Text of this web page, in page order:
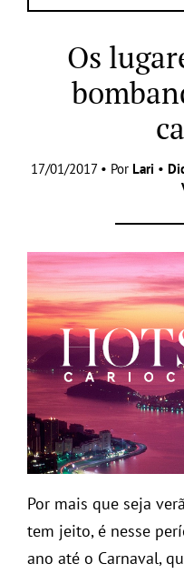
Os
17/01/2017 • Por Lari •
Por mais que seja
tem jeito, é nesse
ano até o Carnaval,